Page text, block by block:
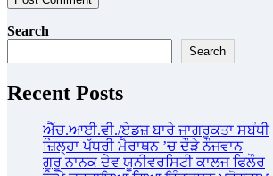
Search
Search
Recent Posts
ਐੱਚ.ਆਈ.ਵੀ./ਏਡਜ਼ ਬਾਰੇ ਜਾਗਰੂਕਤਾ ਸਬੰਧੀ
ਜ਼ਿਲ੍ਹਾ ਪੱਧਰੀ ਮੈਰਾਥਨ ’ਚ ਦੌੜੇ ਨੌਜਵਾਨ
ਗੁਰੂ ਨਾਨਕ ਦੇਵ ਯੂਨੀਵਰਸਿਟੀ ਕਾਲਜ ਫਿਲੌਰ